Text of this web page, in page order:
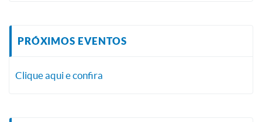
PRÓXIMOS EVENTOS
Clique aqui e confira